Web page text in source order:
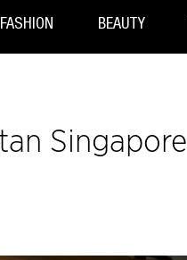
FASHION BEAUTY
Singapore